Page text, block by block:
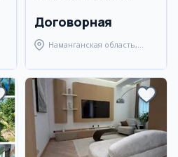
Договорная
Наманганская область,